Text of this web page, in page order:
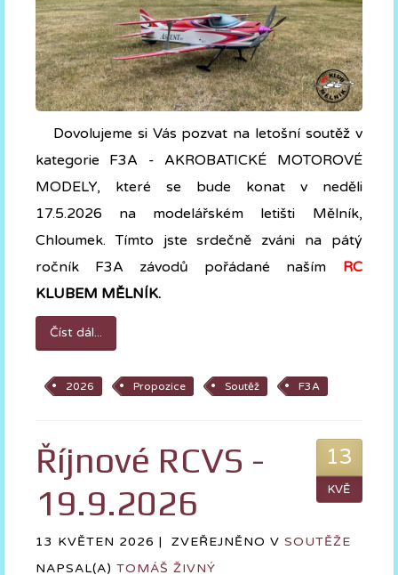
Dovolujeme si Vás pozvat na letošní soutěž v
kategorie F3A - AKROBATICKÉ MOTOROVÉ
MODELY, které se bude konat v neděli
17.5.2026 na modelářském letišti Mělník,
Chloumek. Tímto jste srdečně zváni na pátý
ročník F3A závodů pořádané naším RC
KLUBEM MĚLNÍK.
Číst dál...
2026 Propozice Soutěž F3A
13
KVĚ
Říjnové RCVS -
19.9.2026
13 KVĚTEN 2026 | ZVEŘEJNĚNO V SOUTĚŽE
NAPSAL(A) TOMÁŠ ŽIVNÝ